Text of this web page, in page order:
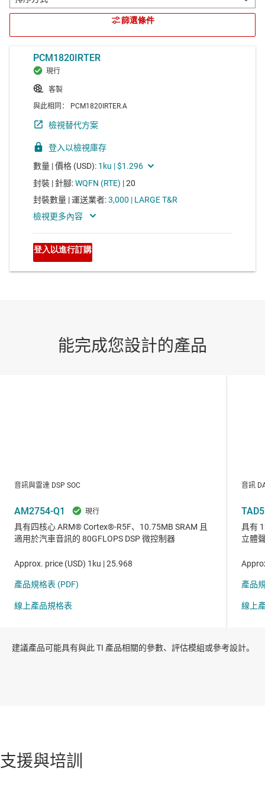
建議產品可能具有與此 TI 產品相關的參數、評估模組或參考設計。
支援與培訓